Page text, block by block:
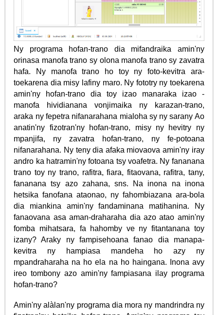
Ny programa hofan-trano dia mifandraika amin'ny
orinasa manofa trano sy olona manofa trano sy zavatra
hafa. Ny manofa trano ho toy ny foto-kevitra ara-
toekarena dia misy lafiny maro. Ny fototry ny toekarena
amin'ny hofan-trano dia toy izao manaraka izao -
manofa hividianana vonjimaika ny karazan-trano,
araka ny fepetra nifanarahana mialoha sy ny sarany Ao
anatin'ny fizotran'ny hofan-trano, misy ny hevitry ny
mpanjifa, ny zavatra hofan-trano, ny fe-potoana
nifanarahana. Ny teny dia afaka miovaova amin'ny iray
andro ka hatramin'ny fotoana tsy voafetra. Ny fananana
trano toy ny trano, rafitra, fiara, fitaovana, rafitra, tany,
fananana tsy azo zahana, sns. Na inona na inona
hetsika fanofana ataonao, ny fahombiazana ara-bola
dia miankina amin'ny fandaminana matihanina. Ny
fanaovana asa aman-draharaha dia azo atao amin'ny
fomba mihatsara, fa hahomby ve ny fitantanana toy
izany? Araky ny fampisehoana fanao dia manapa-
kevitra ny hampiasa mandeha ho azy ny
mpandraharaha na ho ela na ho haingana. Inona avy
ireo tombony azo amin'ny fampiasana ilay programa
hofan-trano?
Amin'ny alàlan'ny programa dia mora ny mandrindra ny